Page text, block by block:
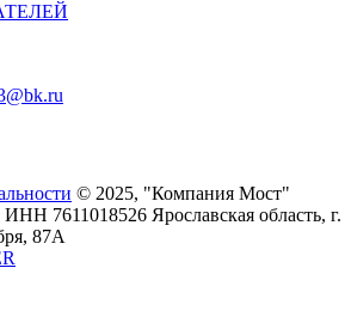
© 2025, "Компания Мост"
7611018526 Ярославская область, г.
87А